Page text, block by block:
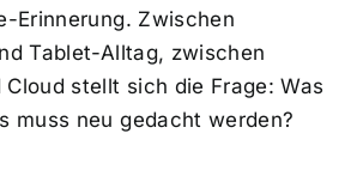
Erinnerung. Zwischen
Tablet-Alltag, zwischen
stellt sich die Frage: Was
muss neu gedacht werden?